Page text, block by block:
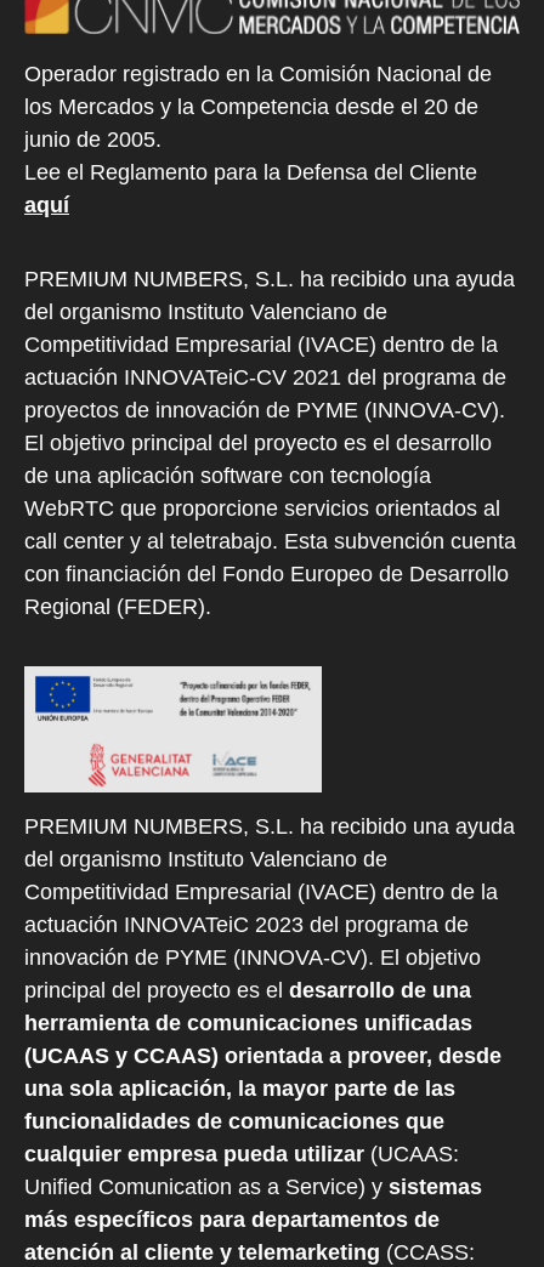
Operador registrado en la Comisión Nacional de
los Mercados y la Competencia desde el 20 de
junio de 2005.
Lee el Reglamento para la Defensa del Cliente
aquí
PREMIUM NUMBERS, S.L. ha recibido una ayuda
del organismo Instituto Valenciano de
Competitividad Empresarial (IVACE) dentro de la
actuación INNOVATeiC-CV 2021 del programa de
proyectos de innovación de PYME (INNOVA-CV).
El objetivo principal del proyecto es el desarrollo
de una aplicación software con tecnología
WebRTC que proporcione servicios orientados al
call center y al teletrabajo. Esta subvención cuenta
con financiación del Fondo Europeo de Desarrollo
Regional (FEDER).
PREMIUM NUMBERS, S.L. ha recibido una ayuda
del organismo Instituto Valenciano de
Competitividad Empresarial (IVACE) dentro de la
actuación INNOVATeiC 2023 del programa de
innovación de PYME (INNOVA-CV). El objetivo
principal del proyecto es el desarrollo de una
herramienta de comunicaciones unificadas
(UCAAS y CCAAS) orientada a proveer, desde
una sola aplicación, la mayor parte de las
funcionalidades de comunicaciones que
cualquier empresa pueda utilizar (UCAAS:
Unified Comunication as a Service) y sistemas
más específicos para departamentos de
atención al cliente y telemarketing (CCASS: